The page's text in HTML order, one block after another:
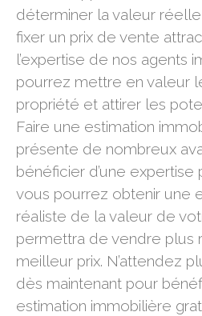
déterminer la valeur
fixer un prix de vente
l’expertise de nos agents
pourrez mettre en valeur
propriété et attirer les
Faire une estimation
présente de nombreux
bénéficier d’une expertise
vous pourrez obtenir une
réaliste de la valeur de
permettra de vendre plus
meilleur prix. N’attendez
dès maintenant pour
estimation immobilière